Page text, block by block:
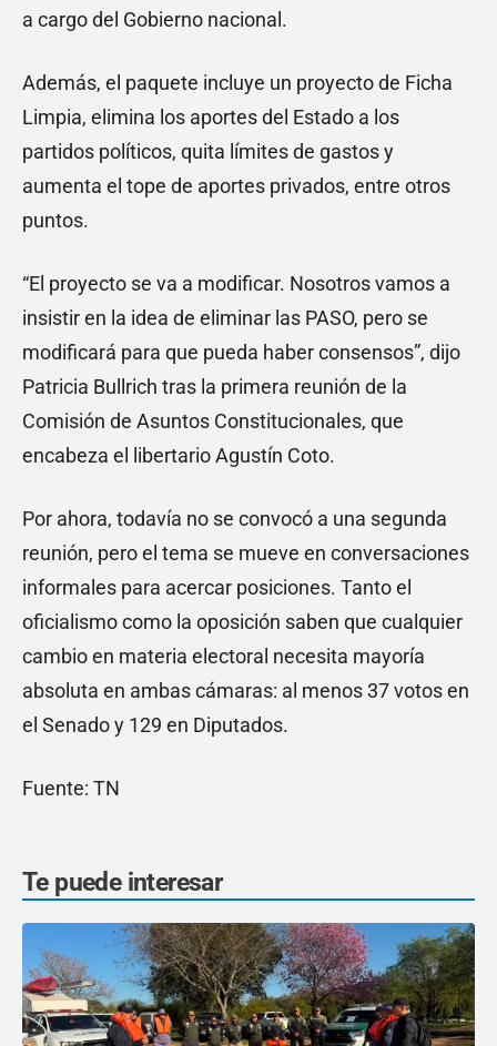
a cargo del Gobierno nacional.
Además, el paquete incluye un proyecto de Ficha
Limpia, elimina los aportes del Estado a los
partidos políticos, quita límites de gastos y
aumenta el tope de aportes privados, entre otros
puntos.
“El proyecto se va a modificar. Nosotros vamos a
insistir en la idea de eliminar las PASO, pero se
modificará para que pueda haber consensos”, dijo
Patricia Bullrich tras la primera reunión de la
Comisión de Asuntos Constitucionales, que
encabeza el libertario Agustín Coto.
Por ahora, todavía no se convocó a una segunda
reunión, pero el tema se mueve en conversaciones
informales para acercar posiciones. Tanto el
oficialismo como la oposición saben que cualquier
cambio en materia electoral necesita mayoría
absoluta en ambas cámaras: al menos 37 votos en
el Senado y 129 en Diputados.
Fuente: TN
Te puede interesar